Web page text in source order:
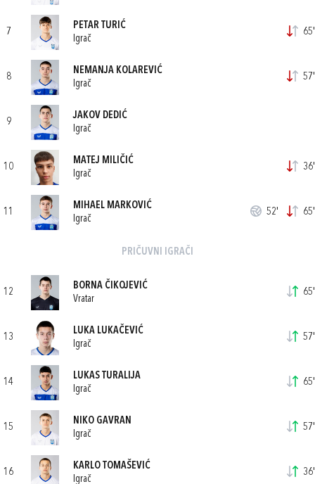
7
PETAR TURIĆ
Igrač
65'
8
NEMANJA KOLAREVIĆ
Igrač
57'
9
JAKOV DEDIĆ
Igrač
10
MATEJ MILIČIĆ
Igrač
36'
11
MIHAEL MARKOVIĆ
Igrač
52' 65'
PRIČUVNI IGRAČI
12
BORNA ČIKOJEVIĆ
Vratar
65'
13
LUKA LUKAČEVIĆ
Igrač
57'
14
LUKAS TURALIJA
Igrač
65'
15
NIKO GAVRAN
Igrač
57'
16
KARLO TOMAŠEVIĆ
Igrač
36'